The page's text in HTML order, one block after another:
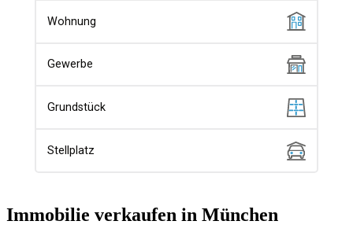
Immobilie verkaufen in München